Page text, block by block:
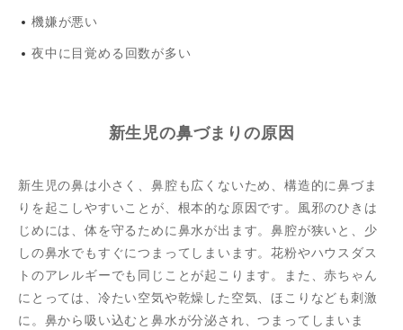
機嫌が悪い
夜中に目覚める回数が多い
新生児の鼻づまりの原因
新生児の鼻は小さく、鼻腔も広くないため、構造的に鼻づま
りを起こしやすいことが、根本的な原因です。風邪のひきは
じめには、体を守るために鼻水が出ます。鼻腔が狭いと、少
しの鼻水でもすぐにつまってしまいます。花粉やハウスダス
トのアレルギーでも同じことが起こります。また、赤ちゃん
にとっては、冷たい空気や乾燥した空気、ほこりなども刺激
に。鼻から吸い込むと鼻水が分泌され、つまってしまいま